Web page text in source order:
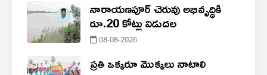
నారాయణపూర్ చెరువు అభివృద్ధికి
రూ.20 కోట్లు విడుదల
08-08-2026
ప్రతి ఒక్కరూ మొక్కలు నాటాలి